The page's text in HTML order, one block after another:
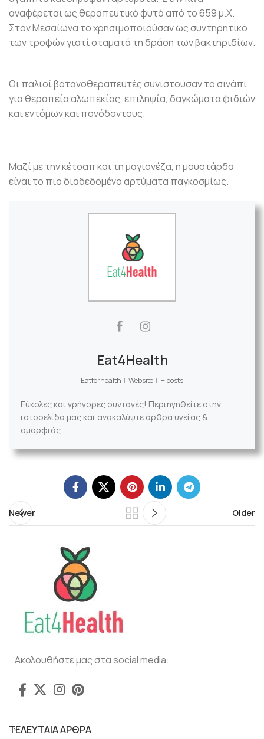
αναφέρεται ως θεραπευτικό φυτό από το 659 μ.Χ.
Στον Μεσαίωνα το χρησιμοποιούσαν ως συντηρητικό
των τροφών γιατί σταματά τη δράση των βακτηριδίων.
Οι παλιοί βοτανοθεραπευτές συνιστούσαν το σινάπι
για θεραπεία αλωπεκίας, επιληψία, δαγκώματα φιδιών
και εντόμων και πονόδοντους.
Μαζί με την κέτσαπ και τη μαγιονέζα, η μουστάρδα
είναι το πιο διαδεδομένο αρτύματα παγκοσμίως.
Eat4Health
Eatforhealth | Website | + posts
Εύκολες και γρήγορες συνταγές! Περιηγηθείτε στην
ιστοσελίδα μας και ανακαλύψτε άρθρα υγείας &
ομορφιάς
Newer Older
Ακολουθήστε μας στα social media:
ΤΕΛΕΥΤΑΙΑ ΑΡΘΡΑ